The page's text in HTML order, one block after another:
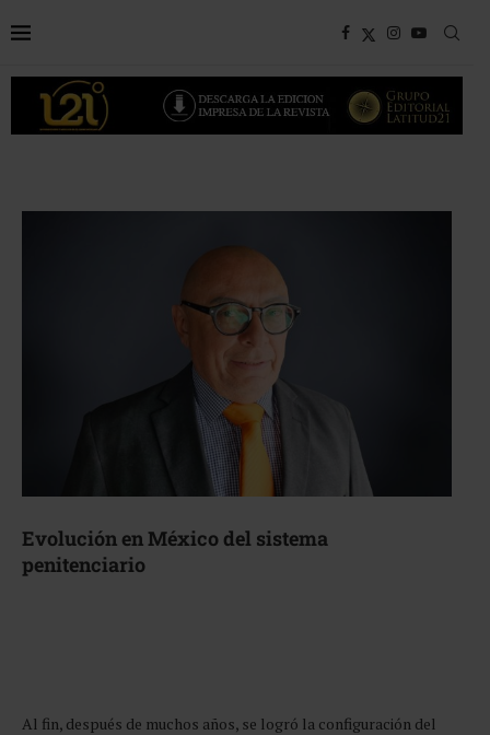
Evolución en México del sistema
penitenciario
Al fin, después de muchos años, se logró la configuración del